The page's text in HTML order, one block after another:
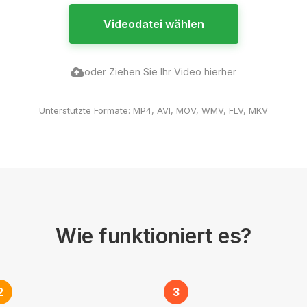
Videodatei wählen
oder Ziehen Sie Ihr Video hierher
Unterstützte Formate: MP4, AVI, MOV, WMV, FLV, MKV
Wie funktioniert es?
3